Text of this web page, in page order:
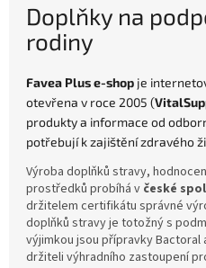
Doplňky na
rodiny
Favea Plus e-shop je
otevřena v roce 2005 (Vital
produkty a informace od
potřebují k zajištění zdravého
Výroba doplňků stravy,
prostředků probíhá v české
držitelem certifikátu správné
doplňků stravy je totožný s
výjimkou jsou přípravky Bactoral
držiteli výhradního zastoupení